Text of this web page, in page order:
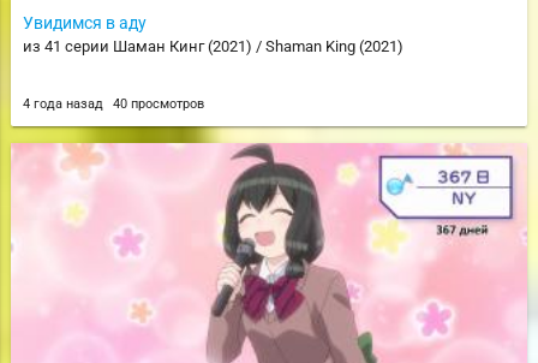
Увидимся в аду
из 41 серии Шаман Кинг (2021) / Shaman King (2021)
4 года назад 40 просмотров